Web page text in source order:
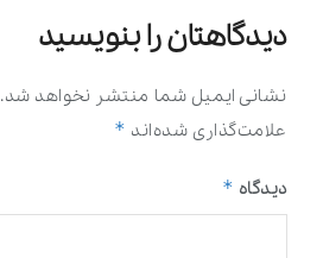
دیدگاهتان را بنویسید
نشانی ایمیل شما منتشر نخواهد شد.
علامت‌گذاری شده‌اند *
دیدگاه *